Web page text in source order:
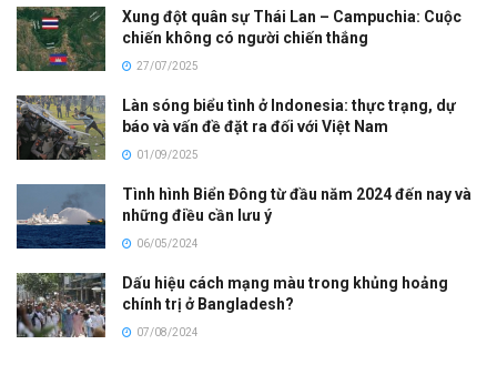
Xung đột quân sự Thái Lan – Campuchia: Cuộc
chiến không có người chiến thắng
27/07/2025
Làn sóng biểu tình ở Indonesia: thực trạng, dự
báo và vấn đề đặt ra đối với Việt Nam
01/09/2025
Tình hình Biển Đông từ đầu năm 2024 đến nay và
những điều cần lưu ý
06/05/2024
Dấu hiệu cách mạng màu trong khủng hoảng
chính trị ở Bangladesh?
07/08/2024